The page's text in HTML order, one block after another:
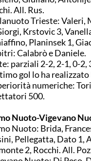
All. Rus.
Trieste: Valeri,
Krstovic 3,
Planinsek 1,
Calabrò e Daniele.
parziali 2-2, 2-1, 0-
gol lo ha
numeriche:
500.
Nuoto-Vigevano
Nuoto: Brida,
Pellegatta, Dato 1,
2, Rocchi. All.